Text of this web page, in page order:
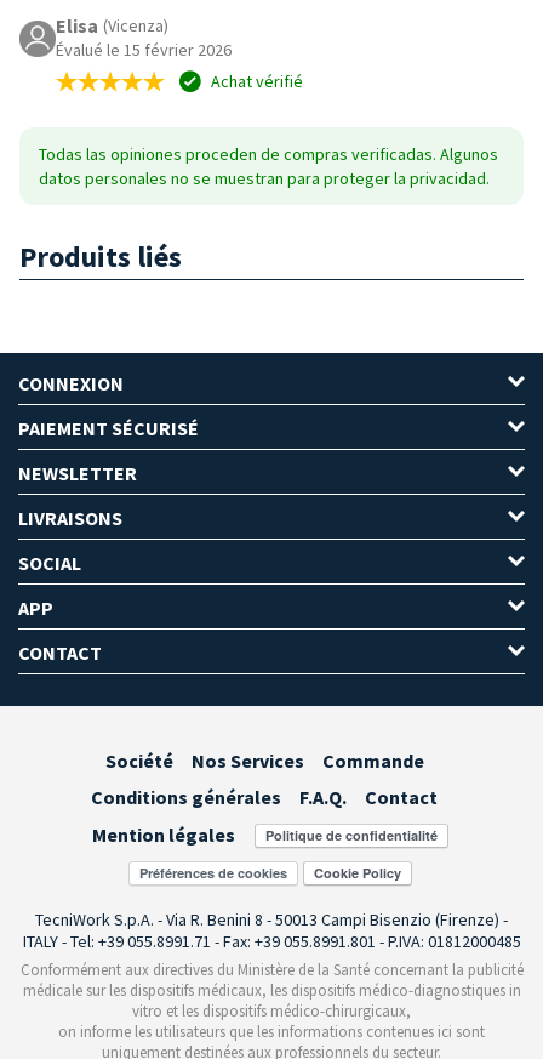
Elisa (Vicenza)
Évalué le 15 février 2026
Achat vérifié
Todas las opiniones proceden de compras verificadas. Algunos
datos personales no se muestran para proteger la privacidad.
Produits liés
CONNEXION
PAIEMENT SÉCURISÉ
NEWSLETTER
LIVRAISONS
SOCIAL
APP
CONTACT
Société Nos Services
Commande
Conditions générales
F.A.Q.
Contact
Mention légales
Préférences de cookies
TecniWork S.p.A. - Via R. Benini 8 - 50013 Campi Bisenzio (Firenze) -
ITALY - Tel: +39 055.8991.71 - Fax: +39 055.8991.801 - P.IVA: 01812000485
Conformément aux directives du Ministère de la Santé concernant la publicité
médicale sur les dispositifs médicaux, les dispositifs médico-diagnostiques in
vitro et les dispositifs médico-chirurgicaux,
on informe les utilisateurs que les informations contenues ici sont
uniquement destinées aux professionnels du secteur.